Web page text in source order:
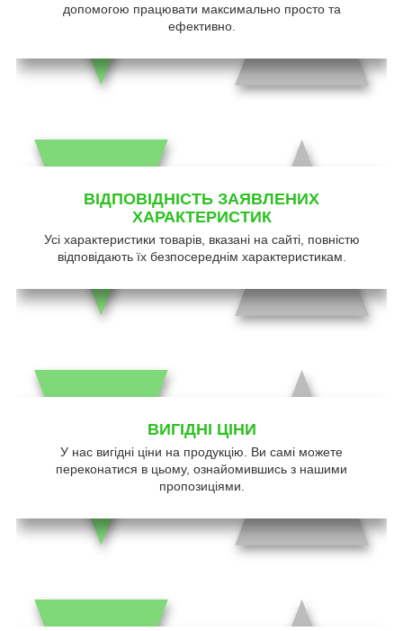
допомогою працювати максимально просто та
ефективно.
ВІДПОВІДНІСТЬ ЗАЯВЛЕНИХ
ХАРАКТЕРИСТИК
Усі характеристики товарів, вказані на сайті, повністю
відповідають їх безпосереднім характеристикам.
ВИГІДНІ ЦІНИ
У нас вигідні ціни на продукцію. Ви самі можете
переконатися в цьому, ознайомившись з нашими
пропозиціями.